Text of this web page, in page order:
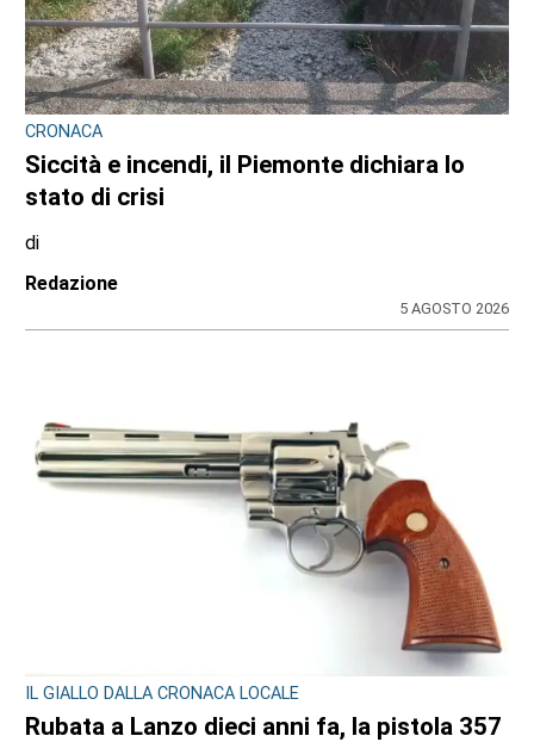
CRONACA
Siccità e incendi, il Piemonte dichiara lo
stato di crisi
di
Redazione
5 AGOSTO 2026
IL GIALLO DALLA CRONACA LOCALE
Rubata a Lanzo dieci anni fa, la pistola 357